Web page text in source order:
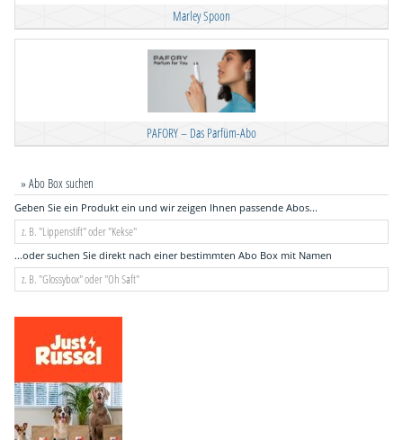
Marley Spoon
PAFORY – Das Parfüm-Abo
» Abo Box suchen
Geben Sie ein Produkt ein und wir zeigen Ihnen passende Abos...
...oder suchen Sie direkt nach einer bestimmten Abo Box mit Namen